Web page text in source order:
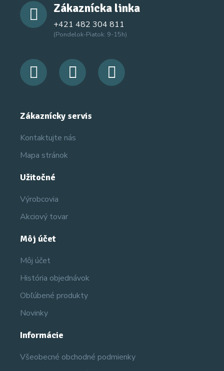
Zákaznícka linka
+421 482 304 811
(Pondelok-Piatok: 9-15h)
Zákaznícky servis
Kontaktujte nás
Mapa stránok
Užitočné
Výrobcovia
Akciový tovar
Môj účet
Môj účet
História objednávok
Obľúbené produkty
Novinky
Informácie
Všeobecné obchodné podmienky